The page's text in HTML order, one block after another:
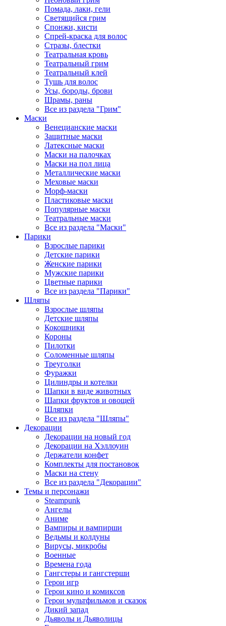
Помада, лаки, гели
Светящийся грим
Спонжи, кисти
Спрей-краска для волос
Стразы, блестки
Театральная кровь
Театральный грим
Театральный клей
Тушь для волос
Усы, бороды, брови
Шрамы, раны
Все из раздела "Грим"
Маски
Венецианские маски
Защитные маски
Латексные маски
Маски на палочках
Маски на пол лица
Металлические маски
Меховые маски
Морф-маски
Пластиковые маски
Популярные маски
Театральные маски
Все из раздела "Маски"
Парики
Взрослые парики
Детские парики
Женские парики
Мужские парики
Цветные парики
Все из раздела "Парики"
Шляпы
Взрослые шляпы
Детские шляпы
Кокошники
Короны
Пилотки
Соломенные шляпы
Треуголки
Фуражки
Цилиндры и котелки
Шапки в виде животных
Шапки фруктов и овощей
Шляпки
Все из раздела "Шляпы"
Декорации
Декорации на новый год
Декорации на Хэллоуин
Держатели конфет
Комплекты для постановок
Маски на стену
Все из раздела "Декорации"
Темы и персонажи
Steampunk
Ангелы
Аниме
Вампиры и вампирши
Ведьмы и колдуны
Вирусы, микробы
Военные
Времена года
Гангстеры и гангстерши
Герои игр
Герои кино и комиксов
Герои мультфильмов и сказок
Дикий запад
Дьяволы и Дьяволицы